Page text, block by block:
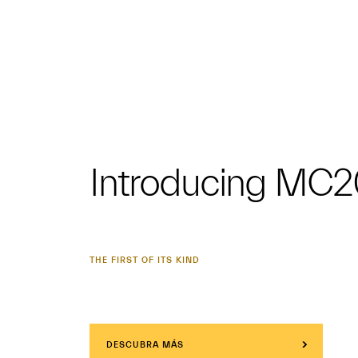
Introducing
THE FIRST OF ITS KIND
DESCUBRA MÁS